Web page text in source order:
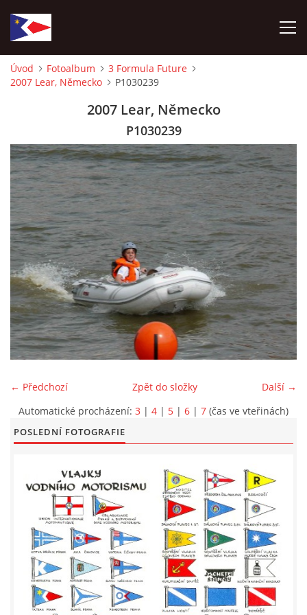
ÚVOD
HISTORIE
SOUČASNOST
VIZE BUDOUCNOSTI
FOTOALBUM
LODĚNICE A OKOLÍ
PLOVOUCÍ LODĚNICE
UŽITEČNÉ ODKAZY
KONTAKTY
VSTUP PRO ČLENY
Úvod Fotoalbum
3 Formula Future
2007 Lear, Německo
P1030239
2007 Lear, Německo
P1030239
← Předchozí Další →
Zpět do složky
Automatické procházení: 3 | 4 | 5 | 6 | 7 (čas ve vteřinách)
POSLEDNÍ FOTOGRAFIE